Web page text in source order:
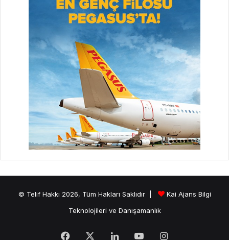
© Telif Hakkı 2026, Tüm Hakları Saklıdır |
Kai Ajans Bilgi
Teknolojileri ve Danışamanlık
Facebook LinkedInYouTubeInstagram